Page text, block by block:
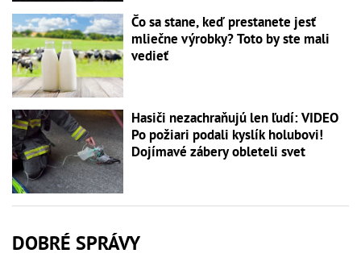
Čo sa stane, keď prestanete jesť
mliečne výrobky? Toto by ste mali
vedieť
Hasiči nezachraňujú len ľudí: VIDEO
Po požiari podali kyslík holubovi!
Dojímavé zábery obleteli svet
DOBRÉ SPRÁVY